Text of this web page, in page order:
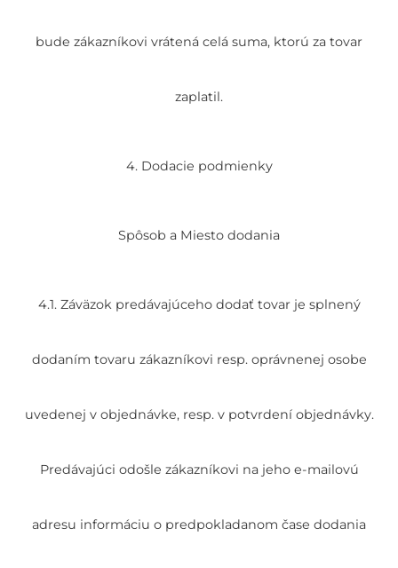
bude zákazníkovi vrátená celá suma, ktorú za tovar
zaplatil.
4. Dodacie podmienky
Spôsob a Miesto dodania
4.1. Záväzok predávajúceho dodať tovar je splnený
dodaním tovaru zákazníkovi resp. oprávnenej osobe
uvedenej v objednávke, resp. v potvrdení objednávky.
Predávajúci odošle zákazníkovi na jeho e-mailovú
adresu informáciu o predpokladanom čase dodania